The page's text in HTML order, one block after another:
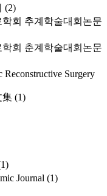
(2)
회 추계학술대회논문
회 춘계학술대회논문
Surgery
集 (1)
Journal (1)